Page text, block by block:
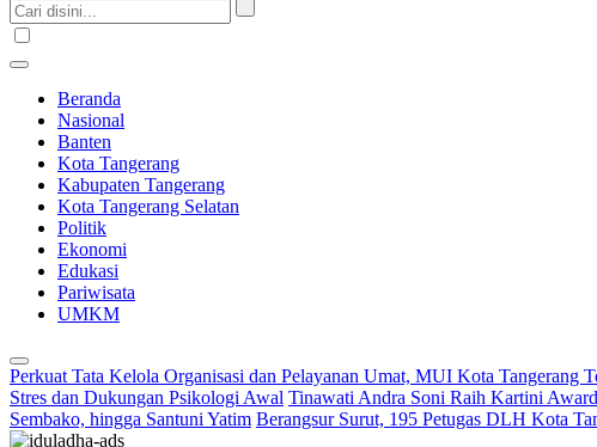
Beranda
Nasional
Banten
Kota Tangerang
Kabupaten Tangerang
Kota Tangerang Selatan
Politik
Ekonomi
Edukasi
Pariwisata
UMKM
Perkuat Tata Kelola Organisasi dan Pelayanan Umat, MUI Kota Tangerang
Stres dan Dukungan Psikologi Awal Tinawati Andra Soni Raih Kartini
Sembako, hingga Santuni Yatim Berangsur Surut, 195 Petugas DLH Kota